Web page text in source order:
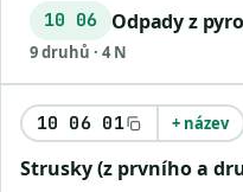
10 06 Odpady z
9 druhů · 4 N
10 06 01 + název
Strusky (z prvního a